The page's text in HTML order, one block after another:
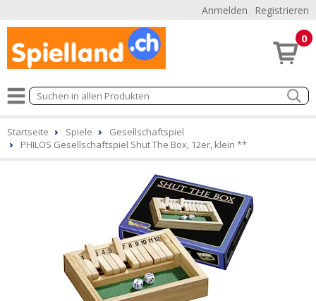
Anmelden Registrieren
0
Startseite Spiele
Gesellschaftspiel
PHILOS Gesellschaftspiel Shut The Box, 12er, klein **